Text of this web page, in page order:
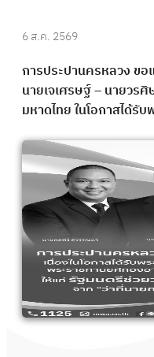
6 ส.ค. 2569
การประปานครหลวง ข
นายเจเศรษฐ์ – นายวร
มหาดไทย ในโอกาสได้รั
พิเศษ จาก “ว่าที่นายกอง